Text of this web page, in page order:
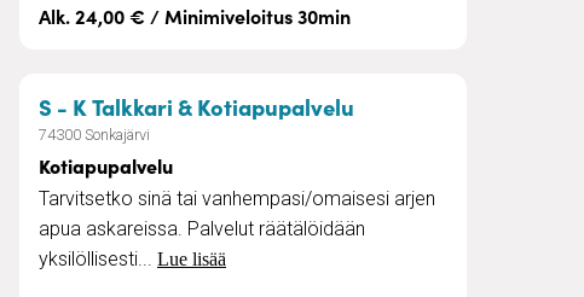
Alk. 24,00 € / Minimiveloitus 30min
S - K Talkkari & Kotiapupalvelu
74300 Sonkajärvi
Kotiapupalvelu
Tarvitsetko sinä tai vanhempasi/omaisesi arjen
apua askareissa. Palvelut räätälöidään
yksilöllisesti... Lue lisää